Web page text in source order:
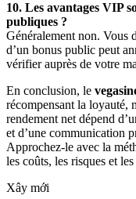
10. Les avantages VIP
publiques ?
Généralement non. Vous
d’un bonus public peut
vérifier auprès de votre
En conclusion, le
récompensant la loyauté,
rendement net dépend
et d’une communication
Approchez-le avec la
les coûts, les risques et
Xây mới